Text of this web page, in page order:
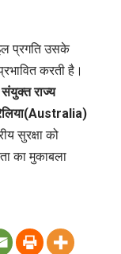
प्रगति उसके
करती है।
संयुक्त राज्य
सुरक्षा को
का मुकाबला